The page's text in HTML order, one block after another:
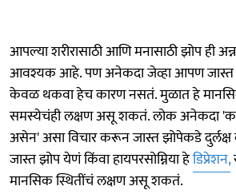
आपल्या शरीरासाठी आणि मनासाठी झोप ही
आवश्यक आहे. पण अनेकदा जेव्हा आपण जास्त
केवळ थकवा हेच कारण नसतं. मुळात हे
समस्येचंही लक्षण असू शकतं. लोक अनेकदा
असेन' असा विचार करून जास्त झोपेकडे दुर्लक्ष
जास्त झोप येणं किंवा हायपरसोम्निया हेडिप्रेशन,
मानसिक स्थितींचं लक्षण असू शकतं.